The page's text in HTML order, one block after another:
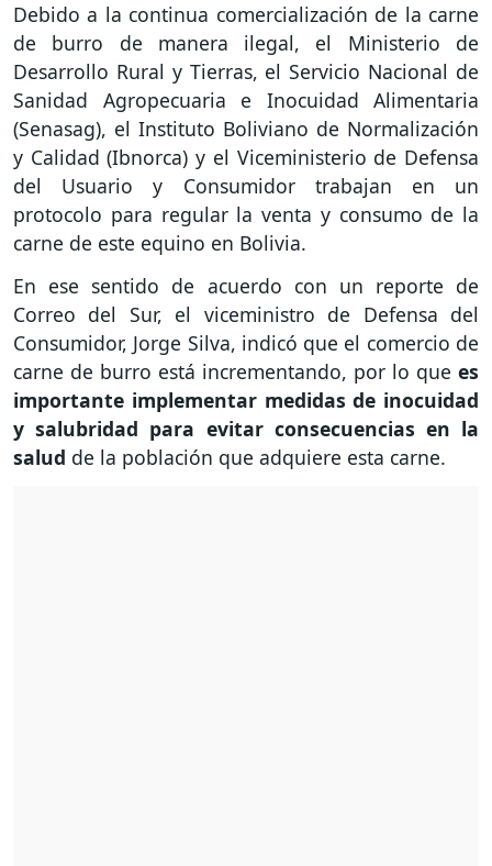
Debido a la continua comercialización de la carne
de burro de manera ilegal, el Ministerio de
Desarrollo Rural y Tierras, el Servicio Nacional de
Sanidad Agropecuaria e Inocuidad Alimentaria
(Senasag), el Instituto Boliviano de Normalización
y Calidad (Ibnorca) y el Viceministerio de Defensa
del Usuario y Consumidor trabajan en un
protocolo para regular la venta y consumo de la
carne de este equino en Bolivia.
En ese sentido de acuerdo con un reporte de
Correo del Sur, el viceministro de Defensa del
Consumidor, Jorge Silva, indicó que el comercio de
carne de burro está incrementando, por lo que es
importante implementar medidas de inocuidad
y salubridad para evitar consecuencias en la
salud de la población que adquiere esta carne.